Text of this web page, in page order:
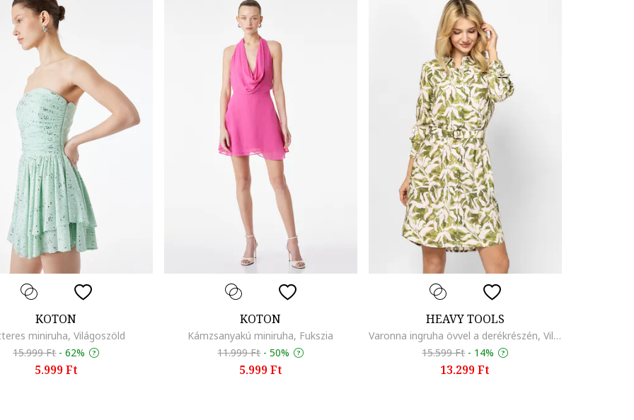
KOTON
miniruha, Világoszöld
15.999 Ft -62%
5.999 Ft
KOTON
Kámzsanyakú miniruha, Fukszia
11.999 Ft -50%
5.999 Ft
HEAVY TOOLS
Varonna ingruha övvel a derékrészén, Világoszöld/Törtfehér
15.599 Ft - 14%
13.299 Ft